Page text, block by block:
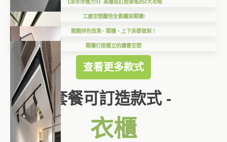
【深水埗連方II】高樓底訂造傢俬的4大攻略
工廈空間翻倍全靠鐵架閣樓!
靚靚拼色效果~ 閣樓、上下床都做到！
閣樓打造獨立的讀書空間
查看更多款式
套餐可訂造款式 -
衣櫃